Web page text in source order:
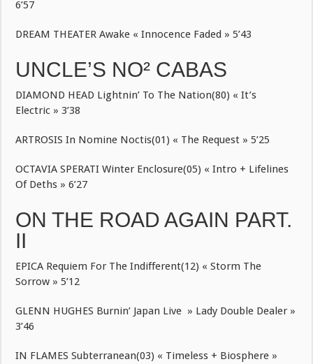
6’57
DREAM THEATER Awake « Innocence Faded » 5’43
UNCLE’S NO² CABAS
DIAMOND HEAD Lightnin’ To The Nation(80) « It’s
Electric » 3’38
ARTROSIS In Nomine Noctis(01) « The Request » 5’25
OCTAVIA SPERATI Winter Enclosure(05) « Intro + Lifelines
Of Deths » 6’27
ON THE ROAD AGAIN PART.
II
EPICA Requiem For The Indifferent(12) « Storm The
Sorrow » 5’12
GLENN HUGHES Burnin’ Japan Live » Lady Double Dealer »
3’46
IN FLAMES Subterranean(03) « Timeless + Biosphere »